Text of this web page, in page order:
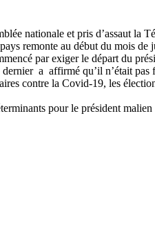
nationale et pris d’assaut la
remonte au début du mois
par exiger le départ du
dernier a affirmé qu’il n’était
contre la Covid-19, les
pour le président